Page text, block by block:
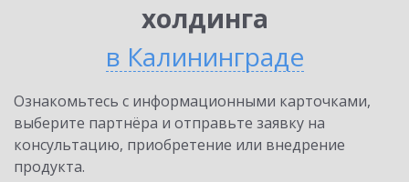
холдинга
в Калининграде
Ознакомьтесь с информационными карточками,
выберите партнёра и отправьте заявку на
консультацию, приобретение или внедрение
продукта.